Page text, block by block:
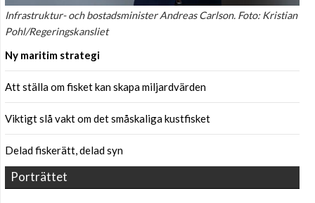
Infrastruktur- och bostadsminister Andreas Carlson. Foto: Kristian
Pohl/Regeringskansliet
Ny maritim strategi
Att ställa om fisket kan skapa miljardvärden
Viktigt slå vakt om det småskaliga kustfisket
Delad fiskerätt, delad syn
Porträttet